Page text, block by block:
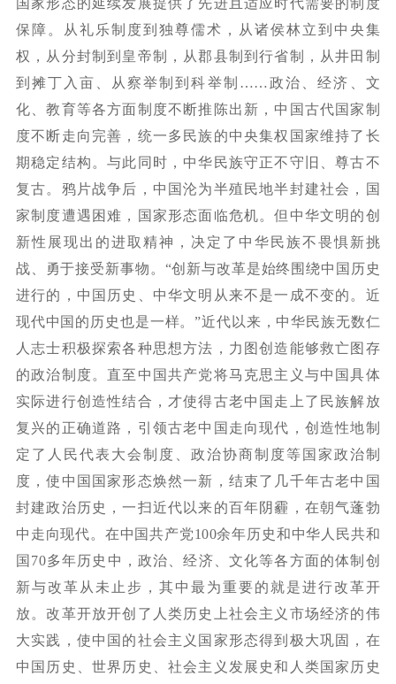
保障。从礼乐制度到独尊儒术，从诸侯林立到中央集
权，从分封制到皇帝制，从郡县制到行省制，从井田制
到摊丁入亩、从察举制到科举制 ……政治、经济、文
化、教育等各方面制度不断推陈出新，中国古代国家制
度不断走向完善，统一多民族的中央集权国家维持了长
期稳定结构。与此同时，中华民族守正不守旧、尊古不
复古。鸦片战争后，中国沦为半殖民地半封建社会，国
家制度遭遇困难，国家形态面临危机。但中华文明的创
新性展现出的进取精神，决定了中华民族不畏惧新挑
战、勇于接受新事物。“创新与改革是始终围绕中国历史
进行的，中国历史、中华文明从来不是一成不变的。近
现代中国的历史也是一样。”近代以来，中华民族无数仁
人志士积极探索各种思想方法，力图创造能够救亡图存
的政治制度。直至中国共产党将马克思主义与中国具体
实际进行创造性结合，才使得古老中国走上了民族解放
复兴的正确道路，引领古老中国走向现代，创造性地制
定了人民代表大会制度、政治协商制度等国家政治制
度，使中国国家形态焕然一新，结束了几千年古老中国
封建政治历史，一扫近代以来的百年阴霾，在朝气蓬勃
中走向现代。在中国共产党100余年历史和中华人民共和
国 70多年历史中，政治、经济、文化等各方面的体制创
新与改革从未止步，其中最为重要的就是进行改革开
放。改革开放开创了人类历史上社会主义市场经济的伟
大实践，使中国的社会主义国家形态得到极大巩固，在
中国历史、世界历史、社会主义发展史和人类国家历史